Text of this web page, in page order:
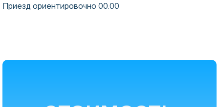
Приезд ориентировочно 00.00